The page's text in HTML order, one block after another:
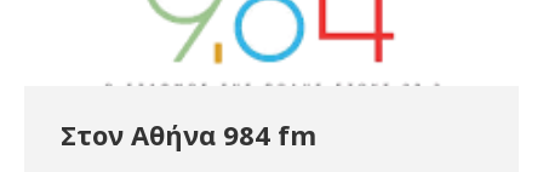
Στον Αθήνα 984 fm